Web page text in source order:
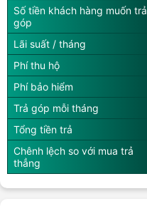
Số tiền khách hàng muốn trả
góp
Lãi suất / tháng
Phí thu hộ
Phí bảo hiểm
Trả góp mỗi tháng
Tổng tiền trả
Chênh lệch so với mua trả
thẳng